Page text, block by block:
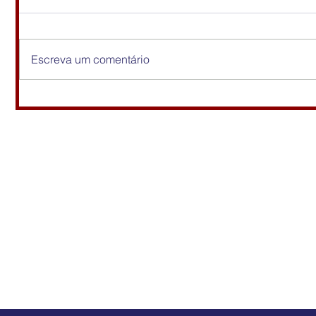
Escreva um comentário